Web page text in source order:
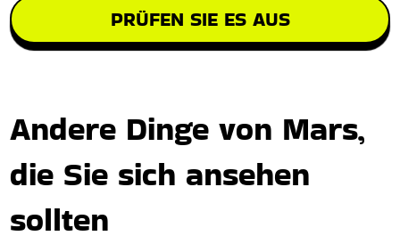
PRÜFEN SIE ES AUS
Andere Dinge von Mars,
die Sie sich ansehen
sollten